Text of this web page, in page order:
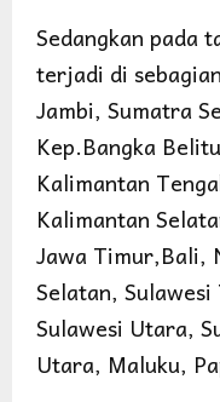
Sedangkan pada
terjadi di
Jambi, Sumatra
Kep.Bangka
Kalimantan
Kalimantan
Jawa Timur,Bali,
Selatan,
Sulawesi Utara,
Utara, Maluku,